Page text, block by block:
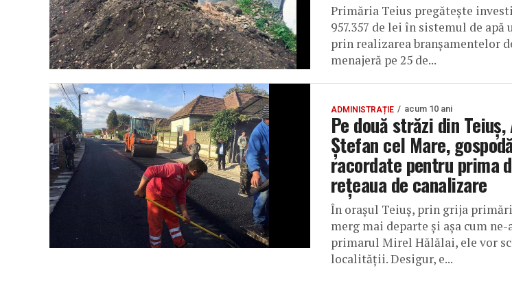
Primăria Teius pregătește
957.357 de lei în sistemul de apă
prin realizarea branșamentelor
menajeră pe 25 de...
ADMINISTRAȚIE acum 10 ani
Pe două străzi din
Ștefan cel Mare,
racordate pentru prima
rețeaua de canalizare
În orașul Teiuș, prin grija
merg mai departe și așa cum
primarul Mirel Hălălai, ele vor
localității. Desigur, e...